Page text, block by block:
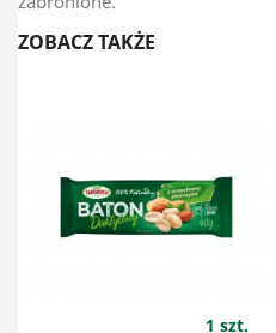
ZOBACZ TAKŻE
1 szt.